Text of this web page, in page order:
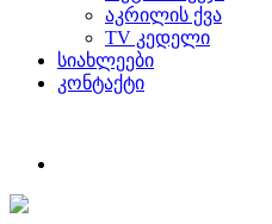
აკრილის ქვა
TV კედელი
სიახლეები
კონტაქტი